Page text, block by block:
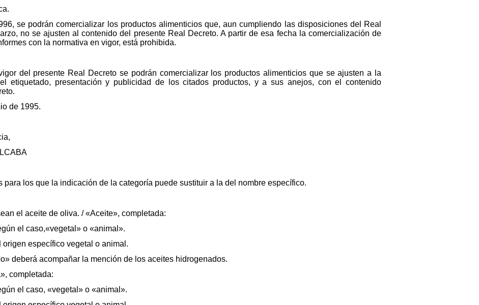
se podrán comercializar los productos alimenticios que, aun cumpliendo las disposiciones del Real
no se ajusten al contenido del presente Real Decreto. A partir de esa fecha la comercialización de
con la normativa en vigor, está prohibida.
del presente Real Decreto se podrán comercializar los productos alimenticios que se ajusten a la
etiquetado, presentación y publicidad de los citados productos, y a sus anejos, con el contenido
de 1995.
para los que la indicación de la categoría puede sustituir a la del nombre específico.
el aceite de oliva. / «Aceite», completada:
el caso,«vegetal» o «animal».
específico vegetal o animal.
deberá acompañar la mención de los aceites hidrogenados.
completada:
el caso, «vegetal» o «animal».